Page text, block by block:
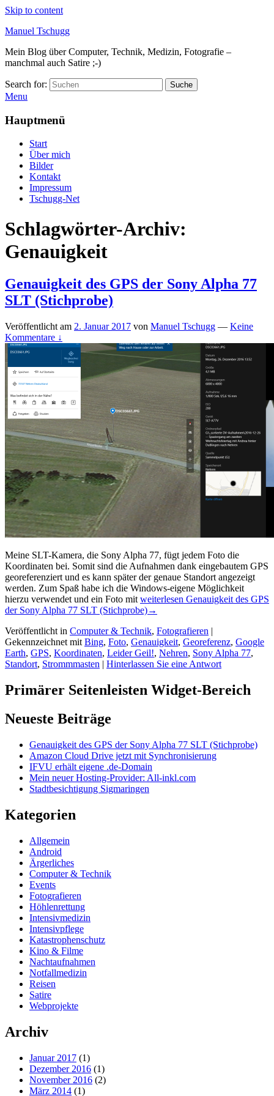
Skip to content
Manuel Tschugg
Mein Blog über Computer, Technik, Medizin, Fotografie –
manchmal auch Satire ;-)
Search for: Suche
Menu
Hauptmenü
Start
Über mich
Bilder
Kontakt
Impressum
Tschugg-Net
Schlagwörter-Archiv:
Genauigkeit
Genauigkeit des GPS der Sony Alpha 77
SLT (Stichprobe)
Veröffentlicht am 2. Januar 2017 von Manuel Tschugg — Keine
Kommentare ↓
Meine SLT-Kamera, die Sony Alpha 77, fügt jedem Foto die
Koordinaten bei. Somit sind die Aufnahmen dank eingebautem GPS
georeferenziert und es kann später der genaue Standort angezeigt
werden. Zum Spaß habe ich die Windows-eigene Möglichkeit
hierzu verwendet und ein Foto mit weiterlesen Genauigkeit des GPS
der Sony Alpha 77 SLT (Stichprobe)→
Veröffentlicht in Computer & Technik, Fotografieren |
Gekennzeichnet mit Bing, Foto, Genauigkeit, Georeferenz, Google
Earth, GPS, Koordinaten, Leider Geil!, Nehren, Sony Alpha 77,
Standort, Strommmasten | Hinterlassen Sie eine Antwort
Primärer Seitenleisten Widget-Bereich
Neueste Beiträge
Genauigkeit des GPS der Sony Alpha 77 SLT (Stichprobe)
Amazon Cloud Drive jetzt mit Synchronisierung
IFVU erhält eigene .de-Domain
Mein neuer Hosting-Provider: All-inkl.com
Stadtbesichtigung Sigmaringen
Kategorien
Allgemein
Android
Ärgerliches
Computer & Technik
Events
Fotografieren
Höhlenrettung
Intensivmedizin
Intensivpflege
Katastrophenschutz
Kino & Filme
Nachtaufnahmen
Notfallmedizin
Reisen
Satire
Webprojekte
Archiv
Januar 2017 (1)
Dezember 2016 (1)
November 2016 (2)
März 2014 (1)